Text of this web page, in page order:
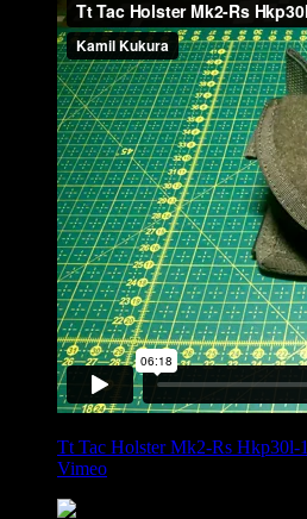
Tt Tac Holster Mk2-Rs Hkp30l-1
Vimeo